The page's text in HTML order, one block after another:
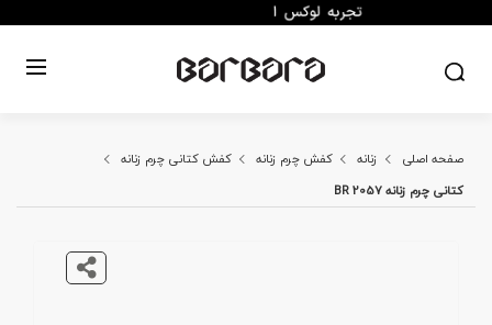
صفحه اصلی زنانه کفش چرم زنانه
کفش کتانی چرم زنانه
کتانی چرم زنانه BR 2057